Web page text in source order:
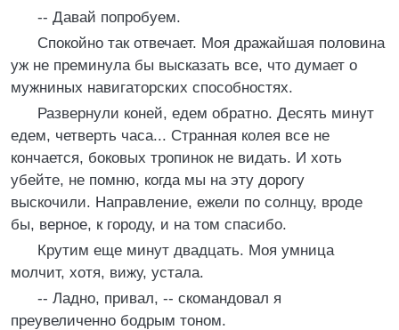
-- Давай попробуем.
Спокойно так отвечает. Моя дражайшая половина
уж не преминула бы высказать все, что думает о
мужниных навигаторских способностях.
Развернули коней, едем обратно. Десять минут
едем, четверть часа... Странная колея все не
кончается, боковых тропинок не видать. И хоть
убейте, не помню, когда мы на эту дорогу
выскочили. Направление, ежели по солнцу, вроде
бы, верное, к городу, и на том спасибо.
Крутим еще минут двадцать. Моя умница
молчит, хотя, вижу, устала.
-- Ладно, привал, -- скомандовал я
преувеличенно бодрым тоном.